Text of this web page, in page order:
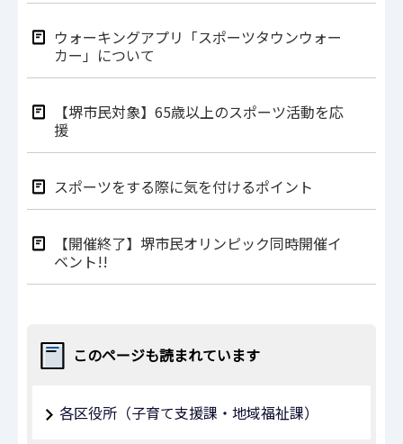
ウォーキングアプリ「スポーツタウンウォー
カー」について
【堺市民対象】65歳以上のスポーツ活動を応
援
スポーツをする際に気を付けるポイント
【開催終了】堺市民オリンピック同時開催イ
ベント!!
このページも読まれています
各区役所（子育て支援課・地域福祉課）